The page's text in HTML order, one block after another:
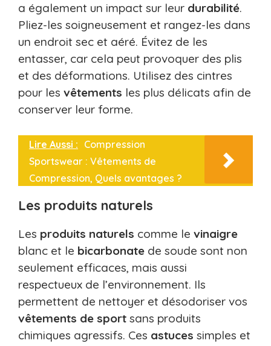
a également un impact sur leur durabilité.
Pliez-les soigneusement et rangez-les dans
un endroit sec et aéré. Évitez de les
entasser, car cela peut provoquer des plis
et des déformations. Utilisez des cintres
pour les vêtements les plus délicats afin de
conserver leur forme.
Lire Aussi : Compression
Sportswear : Vêtements de
Compression, Quels avantages ?
Les produits naturels
Les produits naturels comme le vinaigre
blanc et le bicarbonate de soude sont non
seulement efficaces, mais aussi
respectueux de l’environnement. Ils
permettent de nettoyer et désodoriser vos
vêtements de sport sans produits
chimiques agressifs. Ces astuces simples et